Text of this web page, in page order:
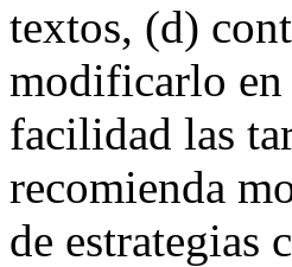
textos, (d)
modificarlo en
facilidad las
recomienda
de estrategias